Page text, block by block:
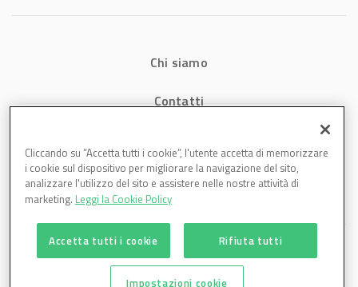
Chi siamo
Contatti
Cookies
Cliccando su “Accetta tutti i cookie”, l'utente accetta di memorizzare
i cookie sul dispositivo per migliorare la navigazione del sito,
analizzare l'utilizzo del sito e assistere nelle nostre attività di
marketing. Leggi la Cookie Policy
Accetta tutti i cookie Rifiuta tutti
Impostazioni cookie